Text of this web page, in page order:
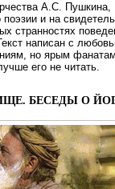
А.С. Пушкина,
и на
странностях
написан с
но ярым фанатам
его не читать.
БЕСЕДЫ О